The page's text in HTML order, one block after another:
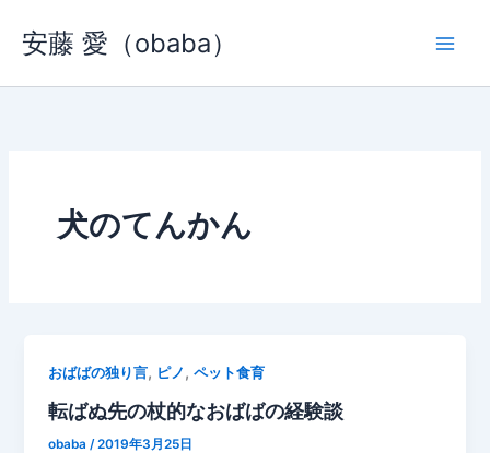
ス
安藤 愛（obaba）
犬のてんかん
おばばの独り言, ピノ ,ペット食育
転ばぬ先の杖的なおばばの経験談
obaba /2019年3月25日